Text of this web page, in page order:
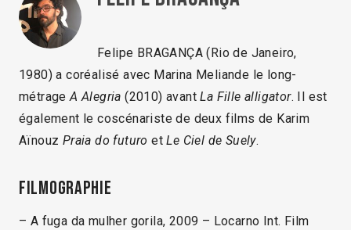
Felipe BRAGANÇA (Rio de Janeiro,
1980) a coréalisé avec Marina Meliande le long-
métrageA Alegria (2010) avantLa Fille alligator. Il est
également le coscénariste de deux films de Karim
Aïnouz Praia do futuro etLe Ciel de Suely.
Filmographie
– A fuga da mulher gorila, 2009 – Locarno Int. Film